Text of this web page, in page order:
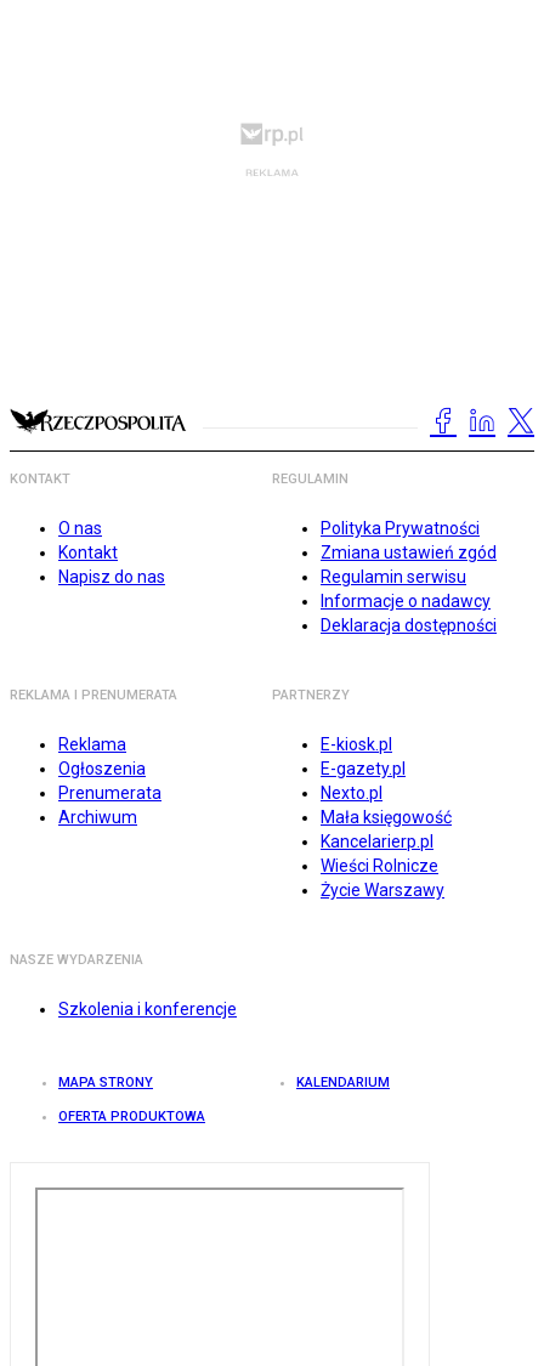
KONTAKT
O nas
Kontakt
Napisz do nas
REGULAMIN
Polityka Prywatności
Zmiana ustawień zgód
Regulamin serwisu
Informacje o nadawcy
Deklaracja dostępności
REKLAMA I PRENUMERATA
Reklama
Ogłoszenia
Prenumerata
Archiwum
PARTNERZY
E-kiosk.pl
E-gazety.pl
Nexto.pl
Mała księgowość
Kancelarierp.pl
Wieści Rolnicze
Życie Warszawy
NASZE WYDARZENIA
Szkolenia i konferencje
MAPA STRONY KALENDARIUM
OFERTA PRODUKTOWA